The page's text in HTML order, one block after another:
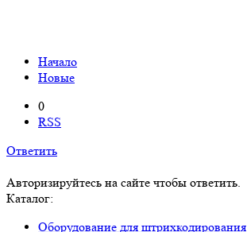
Начало
Новые
0
RSS
Ответить
Авторизируйтесь на сайте чтобы ответить.
Каталог:
Оборудование для штрихкодирования